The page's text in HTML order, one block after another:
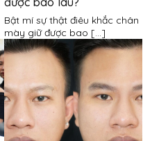
Bật mí sự thật điêu khắc chân
mày giữ được bao [...]